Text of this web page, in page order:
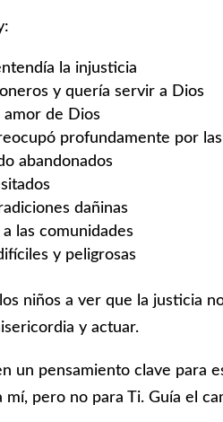
la injusticia
y quería servir a Dios
de Dios
profundamente por
abandonados
dañinas
las comunidades
y peligrosas
niños a ver que la justicia
y actuar.
un pensamiento clave para
mí, pero no para Ti. Guía el